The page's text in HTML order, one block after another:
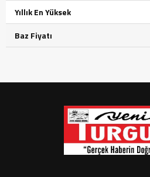
Yıllık En Yüksek
Baz Fiyatı